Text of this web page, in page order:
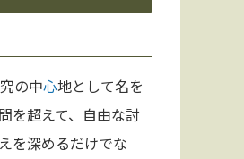
の中心地として名を
を超えて、自由な討
を深めるだけでな